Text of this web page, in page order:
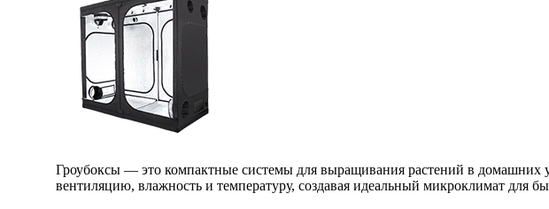
Гроубоксы — это компактные системы для выращивания растений в домашних
вентиляцию, влажность и температуру, создавая идеальный микроклимат для